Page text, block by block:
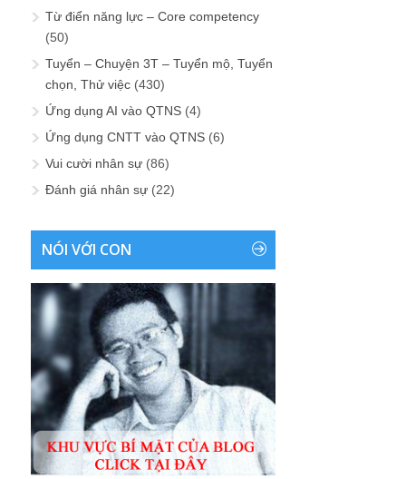
Từ điển năng lực – Core competency
(50)
Tuyển – Chuyện 3T – Tuyển mộ, Tuyển
chọn, Thử việc (430)
Ứng dụng AI vào QTNS (4)
Ứng dụng CNTT vào QTNS (6)
Vui cười nhân sự (86)
Đánh giá nhân sự (22)
NÓI VỚI CON